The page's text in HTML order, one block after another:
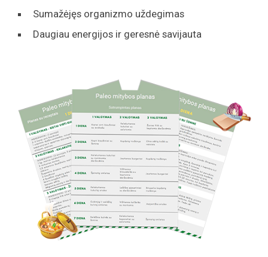
Sumažėjęs organizmo uždegimas
Daugiau energijos ir geresnė savijauta